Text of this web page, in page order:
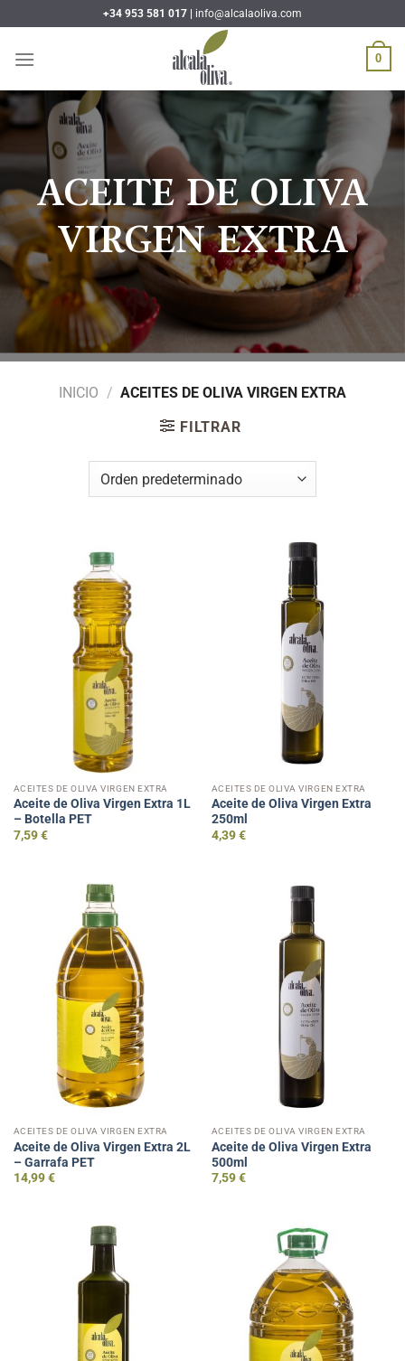
al
contenido
+34 953 581 017 | info@alcalaoliva.com
0
ACEITE DE OLIVA
VIRGEN EXTRA
INICIO / ACEITES DE OLIVA VIRGEN EXTRA
FILTRAR
ACEITES DE OLIVA VIRGEN EXTRA
Aceite de Oliva Virgen Extra 1L
– Botella PET
7,59€
ACEITES DE OLIVA VIRGEN EXTRA
Aceite de Oliva Virgen Extra
250ml
4,39€
ACEITES DE OLIVA VIRGEN EXTRA
Aceite de Oliva Virgen Extra 2L
– Garrafa PET
14,99€
ACEITES DE OLIVA VIRGEN EXTRA
Aceite de Oliva Virgen Extra
500ml
7,59€